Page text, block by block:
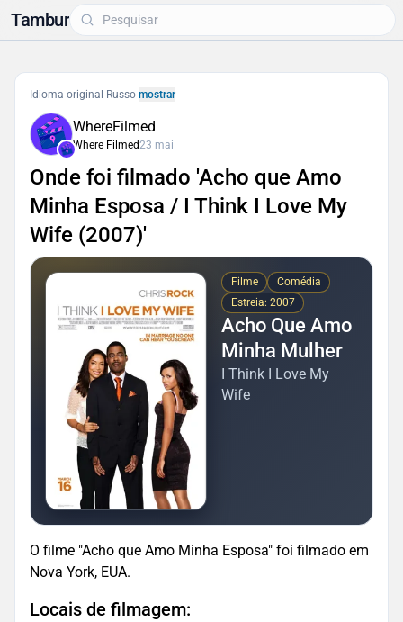
Tambur
Idioma original Russo-mostrar
WhereFilmed
Where Filmed23 mai
Onde foi filmado 'Acho que Amo
Minha Esposa / I Think I Love My
Wife (2007)'
Filme
Comédia
Estreia: 2007
Acho Que Amo
Minha Mulher
I Think I Love My
Wife
O filme "Acho que Amo Minha Esposa" foi filmado em
Nova York, EUA.
Locais de filmagem: